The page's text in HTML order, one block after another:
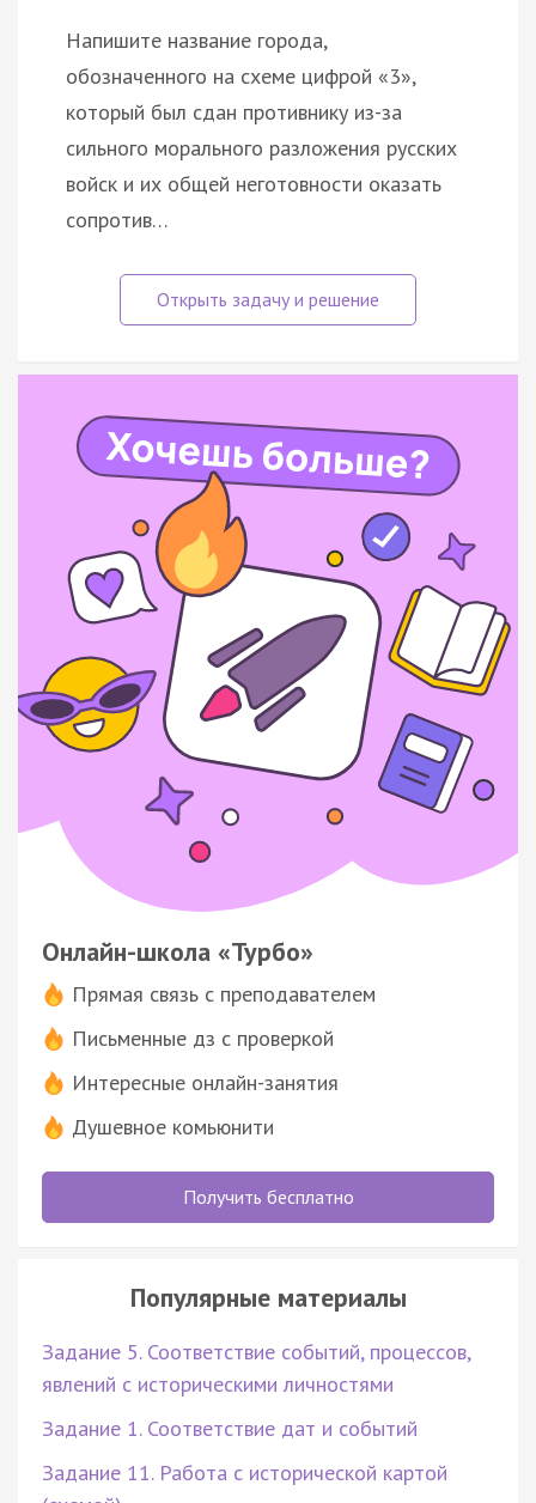
Напишите название города,
обозначенного на схеме цифрой «3»,
который был сдан противнику из-за
сильного морального разложения русских
войск и их общей неготовности оказать
сопротив…
Онлайн-школа «Турбо»
Прямая связь с преподавателем
Письменные дз с проверкой
Интересные онлайн-занятия
Душевное комьюнити
Получить бесплатно
Популярные материалы
Задание 5. Соответствие событий, процессов,
явлений с историческими личностями
Задание 1. Соответствие дат и событий
Задание 11. Работа с исторической картой